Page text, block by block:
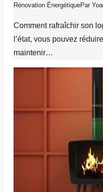
Rénovation ÉnergétiquePar
Comment rafraîchir son
l’état, vous pouvez
maintenir…